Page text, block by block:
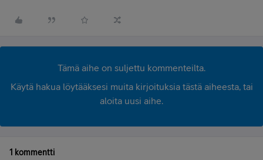
Tämä aihe on suljettu kommenteilta.
Käytä hakua löytääksesi muita kirjoituksia tästä aiheesta, tai
aloita uusi aihe.
1 kommentti